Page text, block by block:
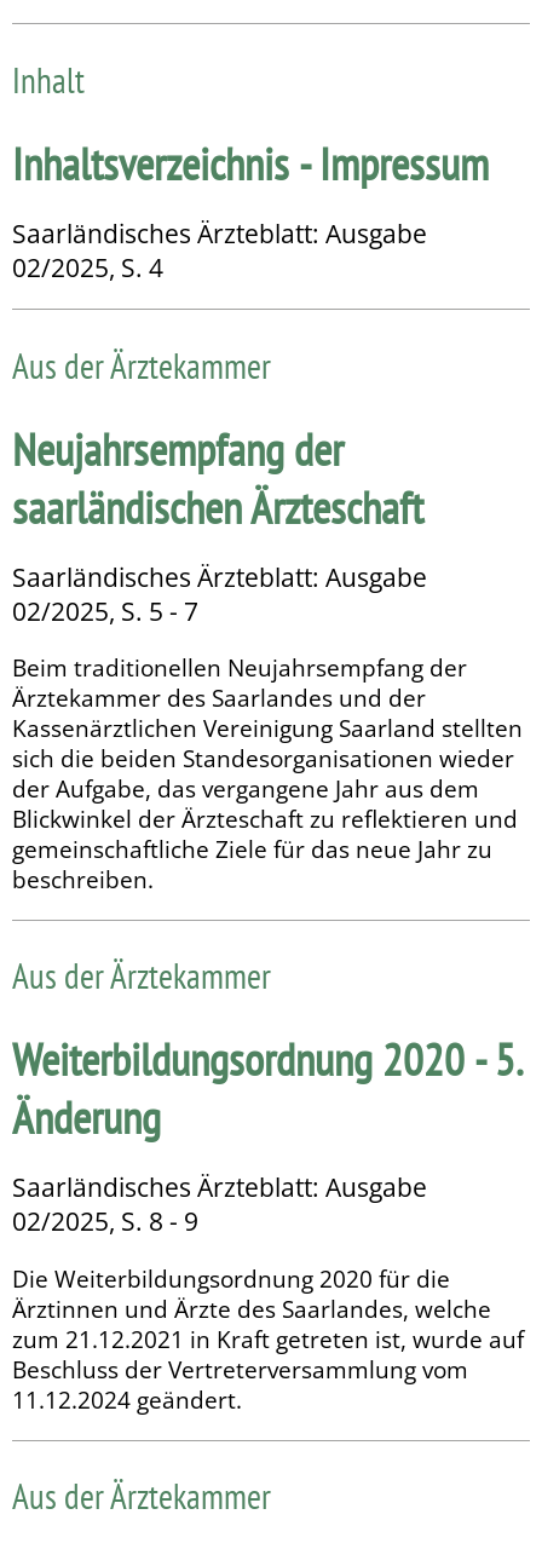
Inhalt
Inhaltsverzeichnis - Impressum
Saarländisches Ärzteblatt: Ausgabe
02/2025, S. 4
Aus der Ärztekammer
Neujahrsempfang der
saarländischen Ärzteschaft
Saarländisches Ärzteblatt: Ausgabe
02/2025, S. 5 - 7
Beim traditionellen Neujahrsempfang der
Ärztekammer des Saarlandes und der
Kassenärztlichen Vereinigung Saarland stellten
sich die beiden Standesorganisationen wieder
der Aufgabe, das vergangene Jahr aus dem
Blickwinkel der Ärzteschaft zu reflektieren und
gemeinschaftliche Ziele für das neue Jahr zu
beschreiben.
Aus der Ärztekammer
Weiterbildungsordnung 2020 - 5.
Änderung
Saarländisches Ärzteblatt: Ausgabe
02/2025, S. 8 - 9
Die Weiterbildungsordnung 2020 für die
Ärztinnen und Ärzte des Saarlandes, welche
zum 21.12.2021 in Kraft getreten ist, wurde auf
Beschluss der Vertreterversammlung vom
11.12.2024 geändert.
Aus der Ärztekammer